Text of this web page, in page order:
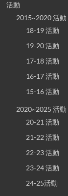
活動
2015~2020 活動
18-19 活動
19-20 活動
17-18 活動
16-17 活動
15-16 活動
2020~2025 活動
20-21 活動
21-22 活動
22-23 活動
23-24 活動
24-25活動